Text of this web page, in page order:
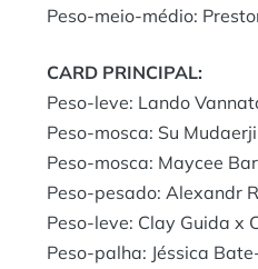
Peso-meio-médio:
CARD PRINCIPAL:
Peso-leve: Lando
Peso-mosca: Su
Peso-mosca: Maycee
Peso-pesado: Alexandr
Peso-leve: Clay Guida x
Peso-palha: Jéssica